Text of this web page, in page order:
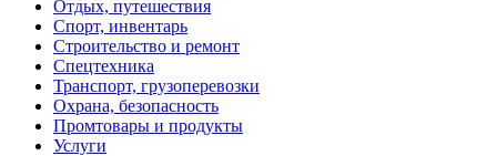
Отдых, путешествия
Спорт, инвентарь
Строительство и ремонт
Спецтехника
Транспорт, грузоперевозки
Охрана, безопасность
Промтовары и продукты
Услуги